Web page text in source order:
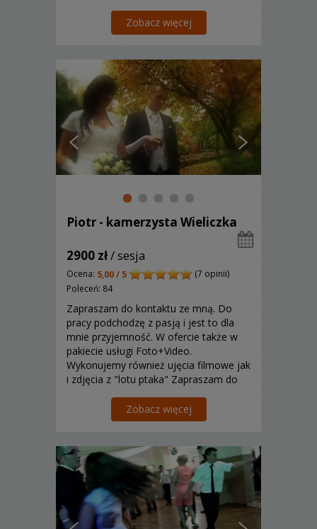
Staramy się tworzyć jak najkrótsze
materiały video, jednakże ostateczną
Zobacz więcej
Piotr - kamerzysta Wieliczka
2900 zł/ sesja
Ocena: 5,00 / 5
(7 opinii)
Poleceń: 84
Zapraszam do kontaktu ze mną. Do
pracy podchodzę z pasją i jest to dla
mnie przyjemność. W ofercie także w
pakiecie usługi Foto+Video.
Wykonujemy również ujęcia filmowe jak
i zdjęcia z "lotu ptaka" Zapraszam do
Zobacz więcej